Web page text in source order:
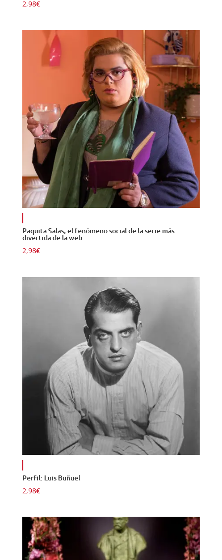
2,98€
Paquita Salas, el fenómeno social de la serie más
divertida de la web
2,98€
Perfil: Luis Buñuel
2,98€